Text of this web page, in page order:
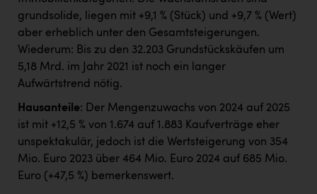
grundsolide, liegen mit +9,1 % (Stück) und +9,7 % (Wert)
aber erheblich unter den Gesamtsteigerungen.
Wiederum: Bis zu den 32.203 Grundstückskäufen um
5,18 Mrd. im Jahr 2021 ist noch ein langer
Aufwärtstrend nötig.
Hausanteile: Der Mengenzuwachs von 2024 auf 2025
ist mit +12,5 % von 1.674 auf 1.883 Kaufverträge eher
unspektakulär, jedoch ist die Wertsteigerung von 354
Mio. Euro 2023 über 464 Mio. Euro 2024 auf 685 Mio.
Euro (+47,5 %) bemerkenswert.